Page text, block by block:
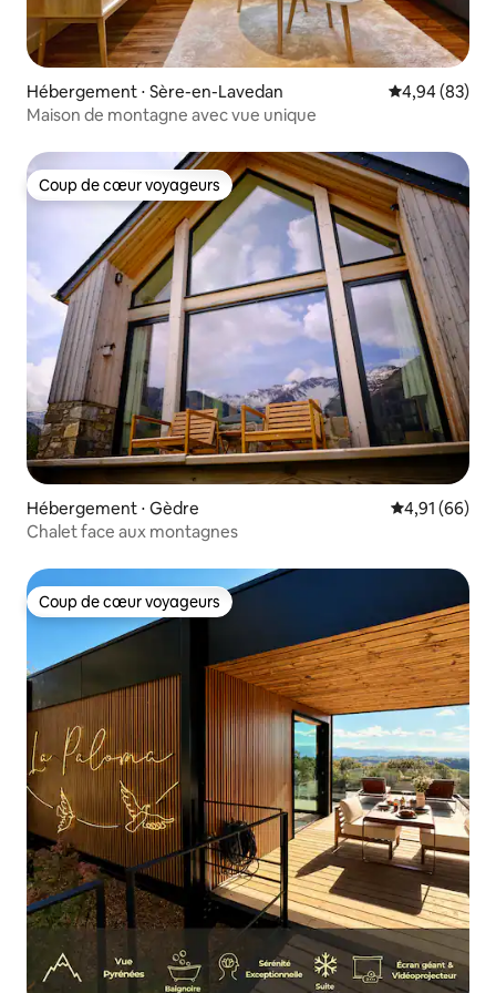
Hébergement ⋅ Sère-en-Lavedan Évaluation
4,94 (83)
Maison de montagne avec vue unique
Coup de cœur voyageurs
Coup de cœur voyageurs
Hébergement ⋅ Gèdre Évaluation
4,91 (66)
Chalet face aux montagnes
Coup de cœur voyageurs
Coup de cœur voyageurs